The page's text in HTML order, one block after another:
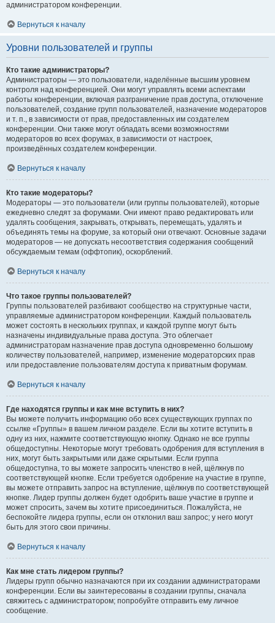
администратором конференции.
Вернуться к началу
Уровни пользователей и группы
Кто такие администраторы?
Администраторы — это пользователи, наделённые высшим уровнем
контроля над конференцией. Они могут управлять всеми аспектами
работы конференции, включая разграничение прав доступа, отключение
пользователей, создание групп пользователей, назначение модераторов
и т. п., в зависимости от прав, предоставленных им создателем
конференции. Они также могут обладать всеми возможностями
модераторов во всех форумах, в зависимости от настроек,
произведённых создателем конференции.
Вернуться к началу
Кто такие модераторы?
Модераторы — это пользователи (или группы пользователей), которые
ежедневно следят за форумами. Они имеют право редактировать или
удалять сообщения, закрывать, открывать, перемещать, удалять и
объединять темы на форуме, за который они отвечают. Основные задачи
модераторов — не допускать несоответствия содержания сообщений
обсуждаемым темам (оффтопик), оскорблений.
Вернуться к началу
Что такое группы пользователей?
Группы пользователей разбивают сообщество на структурные части,
управляемые администратором конференции. Каждый пользователь
может состоять в нескольких группах, и каждой группе могут быть
назначены индивидуальные права доступа. Это облегчает
администраторам назначение прав доступа одновременно большому
количеству пользователей, например, изменение модераторских прав
или предоставление пользователям доступа к приватным форумам.
Вернуться к началу
Где находятся группы и как мне вступить в них?
Вы можете получить информацию обо всех существующих группах по
ссылке «Группы» в вашем личном разделе. Если вы хотите вступить в
одну из них, нажмите соответствующую кнопку. Однако не все группы
общедоступны. Некоторые могут требовать одобрения для вступления в
них, могут быть закрытыми или даже скрытыми. Если группа
общедоступна, то вы можете запросить членство в ней, щёлкнув по
соответствующей кнопке. Если требуется одобрение на участие в группе,
вы можете отправить запрос на вступление, щёлкнув по соответствующей
кнопке. Лидер группы должен будет одобрить ваше участие в группе и
может спросить, зачем вы хотите присоединиться. Пожалуйста, не
беспокойте лидера группы, если он отклонил ваш запрос; у него могут
быть для этого свои причины.
Вернуться к началу
Как мне стать лидером группы?
Лидеры групп обычно назначаются при их создании администраторами
конференции. Если вы заинтересованы в создании группы, сначала
свяжитесь с администратором; попробуйте отправить ему личное
сообщение.